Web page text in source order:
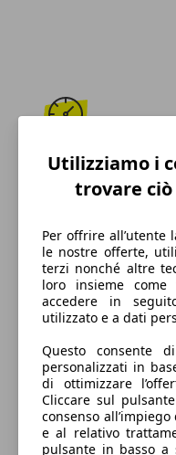
200 km/h
Velocità massima
Benzina
Carburante
124 g/km
Emissioni di CO2
Utilizziamo i
trovare
Per offrire all’utente
le nostre offerte,
terzi nonché altre
loro insieme come
accedere in
utilizzato e a dati
Questo consente
personalizzati in
di ottimizzare
Cliccare sul
consenso
e al relativo
pulsante in basso a